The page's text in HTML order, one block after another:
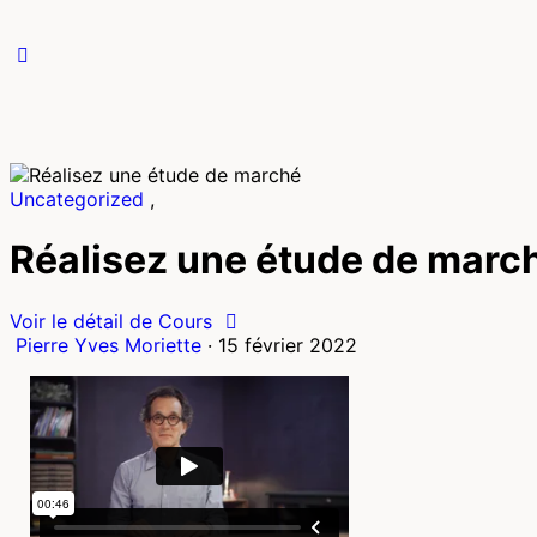
Uncategorized ,
Réalisez une étude de
Voir le détail de Cours
Pierre Yves Moriette · 15 février 2022